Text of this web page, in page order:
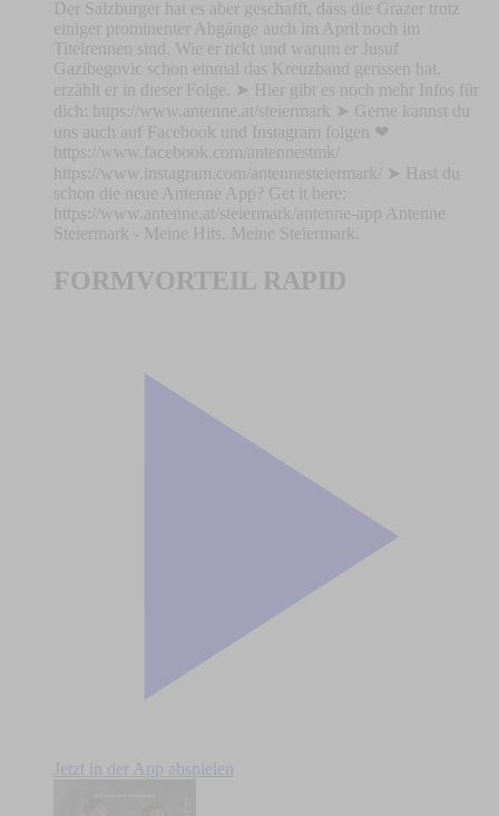
Der Salzburger hat es aber geschafft, dass die Grazer trotz
einiger prominenter Abgänge auch im April noch im
Titelrennen sind. Wie er tickt und warum er Jusuf
Gazibegovic schon einmal das Kreuzband gerissen hat,
erzählt er in dieser Folge. ➤ Hier gibt es noch mehr Infos für
dich: https://www.antenne.at/steiermark ➤ Gerne kannst du
uns auch auf Facebook und Instagram folgen ❤
https://www.facebook.com/antennestmk/
https://www.instagram.com/antennesteiermark/ ➤ Hast du
schon die neue Antenne App? Get it here:
https://www.antenne.at/steiermark/antenne-app Antenne
Steiermark - Meine Hits. Meine Steiermark.
FORMVORTEIL RAPID
Jetzt in der App abspielen